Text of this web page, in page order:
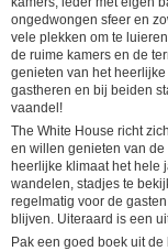
ongedwongen sfeer en
vele plekken om te
de ruime kamers en de
genieten van het
gastheren en bij beiden
vaandel!
The White House richt
en willen genieten van
heerlijke klimaat het hele
wandelen, stadjes te
regelmatig voor de
blijven. Uiteraard is een
Pak een goed boek uit